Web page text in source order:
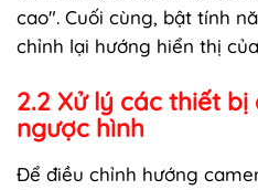
cao". Cuối cùng, bật tính
chỉnh lại hướng hiển thị của
2.2 Xử lý các thiết
ngược hình
Để điều chỉnh hướng